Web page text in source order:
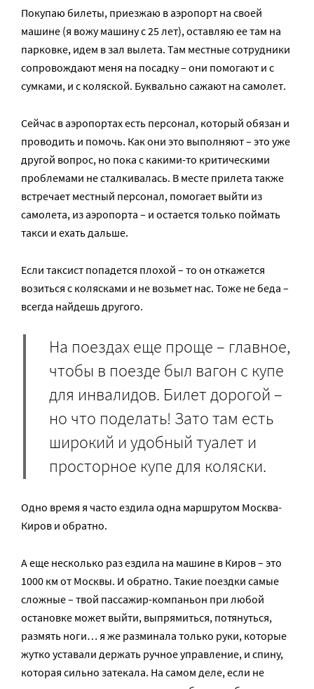
Покупаю билеты, приезжаю в аэропорт на своей
машине (я вожу машину с 25 лет), оставляю ее там на
парковке, идем в зал вылета. Там местные сотрудники
сопровождают меня на посадку – они помогают и с
сумками, и с коляской. Буквально сажают на самолет.
Сейчас в аэропортах есть персонал, который обязан и
проводить и помочь. Как они это выполняют – это уже
другой вопрос, но пока с какими-то критическими
проблемами не сталкивалась. В месте прилета также
встречает местный персонал, помогает выйти из
самолета, из аэропорта – и остается только поймать
такси и ехать дальше.
Если таксист попадется плохой – то он откажется
возиться с колясками и не возьмет нас. Тоже не беда –
всегда найдешь другого.
На поездах еще проще – главное,
чтобы в поезде был вагон с купе
для инвалидов. Билет дорогой –
но что поделать! Зато там есть
широкий и удобный туалет и
просторное купе для коляски.
Одно время я часто ездила одна маршрутом Москва-
Киров и обратно.
А еще несколько раз ездила на машине в Киров – это
1000 км от Москвы. И обратно. Такие поездки самые
сложные – твой пассажир-компаньон при любой
остановке может выйти, выпрямиться, потянуться,
размять ноги… я же разминала только руки, которые
жутко уставали держать ручное управление, и спину,
которая сильно затекала. На самом деле, если не